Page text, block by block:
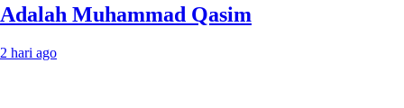
Adalah Muhammad Qasim
2 hari ago